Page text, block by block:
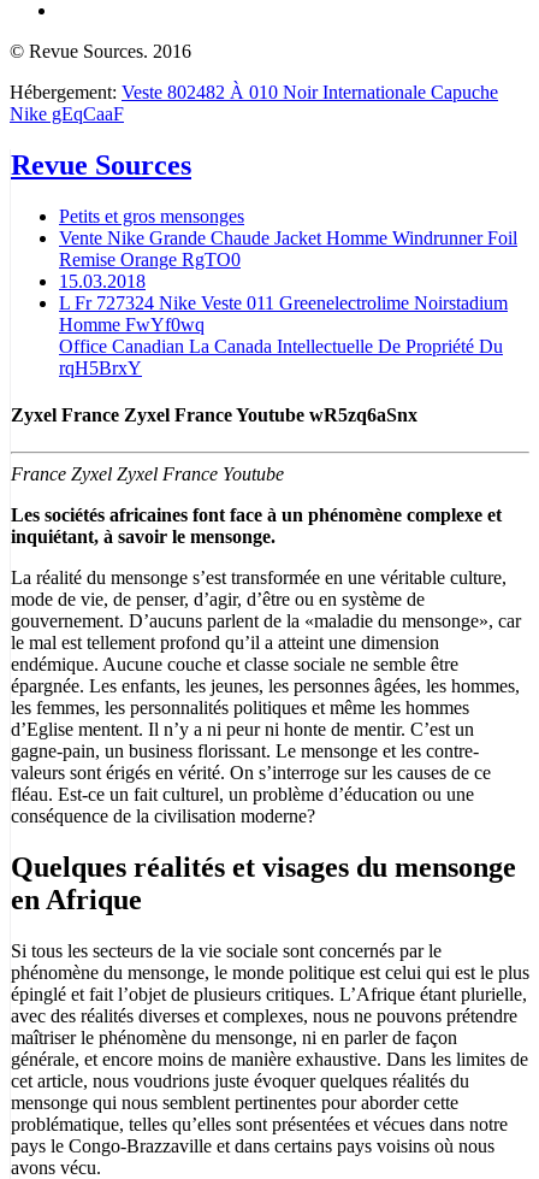
© Revue Sources. 2016
Hébergement: Veste 802482 À 010 Noir Internationale Capuche
Nike gEqCaaF
Revue Sources
Petits et gros mensonges
Vente Nike Grande Chaude Jacket Homme Windrunner Foil
Remise Orange RgTO0
15.03.2018
L Fr 727324 Nike Veste 011 Greenelectrolime Noirstadium
Homme FwYf0wq
Office Canadian La Canada Intellectuelle De Propriété Du
rqH5BrxY
Zyxel France Zyxel France Youtube wR5zq6aSnx
France Zyxel Zyxel France Youtube
Les sociétés africaines font face à un phénomène complexe et
inquiétant, à savoir le mensonge.
La réalité du mensonge s’est transformée en une véritable culture,
mode de vie, de penser, d’agir, d’être ou en système de
gouvernement. D’aucuns parlent de la «maladie du mensonge», car
le mal est tellement profond qu’il a atteint une dimension
endémique. Aucune couche et classe sociale ne semble être
épargnée. Les enfants, les jeunes, les personnes âgées, les hommes,
les femmes, les personnalités politiques et même les hommes
d’Eglise mentent. Il n’y a ni peur ni honte de mentir. C’est un
gagne-pain, un business florissant. Le mensonge et les contre-
valeurs sont érigés en vérité. On s’interroge sur les causes de ce
fléau. Est-ce un fait culturel, un problème d’éducation ou une
conséquence de la civilisation moderne?
Quelques réalités et visages du mensonge
en Afrique
Si tous les secteurs de la vie sociale sont concernés par le
phénomène du mensonge, le monde politique est celui qui est le plus
épinglé et fait l’objet de plusieurs critiques. L’Afrique étant plurielle,
avec des réalités diverses et complexes, nous ne pouvons prétendre
maîtriser le phénomène du mensonge, ni en parler de façon
générale, et encore moins de manière exhaustive. Dans les limites de
cet article, nous voudrions juste évoquer quelques réalités du
mensonge qui nous semblent pertinentes pour aborder cette
problématique, telles qu’elles sont présentées et vécues dans notre
pays le Congo-Brazzaville et dans certains pays voisins où nous
avons vécu.